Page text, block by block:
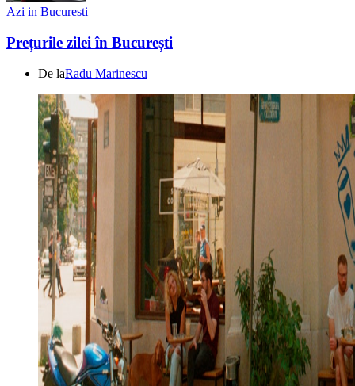
Azi in Bucuresti
Prețurile zilei în București
De laRadu Marinescu